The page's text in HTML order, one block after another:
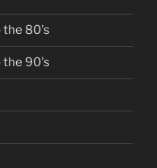
the 80's
the 90's